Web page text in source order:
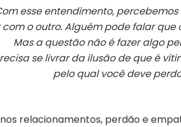
esse entendimento,
com o outro. Alguém pode falar
Mas a questão não é fazer algo
se livrar da ilusão de que é
pelo qual você deve
relacionamentos, perdão e